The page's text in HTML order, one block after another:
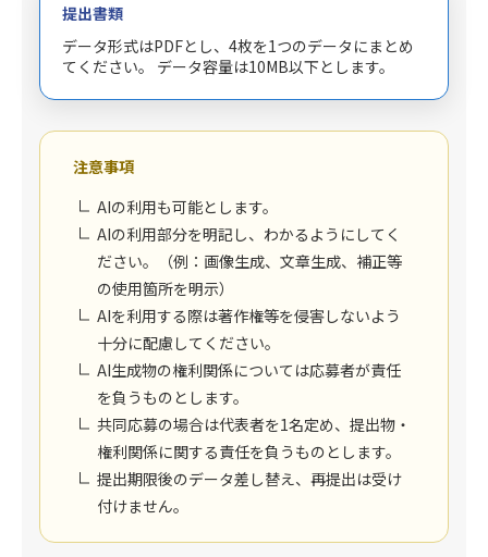
提出書類
データ形式はPDFとし、4枚を1つのデータにまとめ
てください。 データ容量は10MB以下とします。
注意事項
AIの利用も可能とします。
AIの利用部分を明記し、わかるようにしてく
ださい。（例：画像生成、文章生成、補正等
の使用箇所を明示）
AIを利用する際は著作権等を侵害しないよう
十分に配慮してください。
AI生成物の権利関係については応募者が責任
を負うものとします。
共同応募の場合は代表者を1名定め、提出物・
権利関係に関する責任を負うものとします。
提出期限後のデータ差し替え、再提出は受け
付けません。